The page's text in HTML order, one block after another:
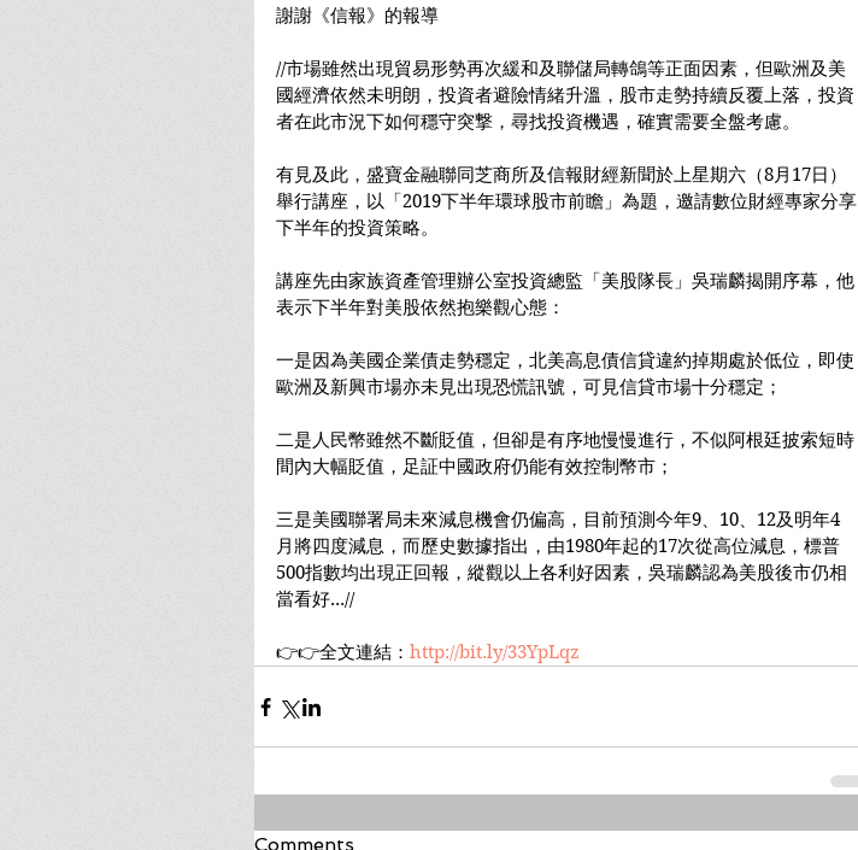
謝謝《信報》的報導
//市場雖然出現貿易形勢再次緩和及聯儲局轉鴿等正面因素，但歐洲及美
國經濟依然未明朗，投資者避險情緒升溫，股市走勢持續反覆上落，投資
者在此市況下如何穩守突撃，尋找投資機遇，確實需要全盤考慮。
有見及此，盛寶金融聯同芝商所及信報財經新聞於上星期六（8月17日）
舉行講座，以「2019下半年環球股市前瞻」為題，邀請數位財經專家分享
下半年的投資策略。
講座先由家族資產管理辦公室投資總監「美股隊長」吳瑞麟揭開序幕，他
表示下半年對美股依然抱樂觀心態：
一是因為美國企業債走勢穩定，北美高息債信貸違約掉期處於低位，即使
歐洲及新興市場亦未見出現恐慌訊號，可見信貸市場十分穩定；
二是人民幣雖然不斷貶值，但卻是有序地慢慢進行，不似阿根廷披索短時
間內大幅貶值，足証中國政府仍能有效控制幣市；
三是美國聯署局未來減息機會仍偏高，目前預測今年9、10、12及明年4
月將四度減息，而歷史數據指出，由1980年起的17次從高位減息，標普
500指數均出現正回報，縱觀以上各利好因素，吳瑞麟認為美股後市仍相
當看好...//
👉👉全文連結： http://bit.ly/33YpLqz
Comments